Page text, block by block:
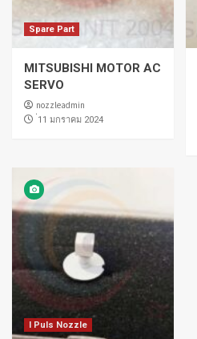
Spare Part
MITSUBISHI MOTOR AC
SERVO
nozzleadmin
่11 มกราคม 2024
I Puls Nozzle